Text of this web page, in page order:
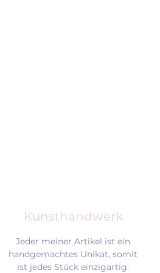
Kunsthandwerk
Jeder meiner Artikel ist ein
handgemachtes Unikat, somit
ist jedes Stück einzigartig.